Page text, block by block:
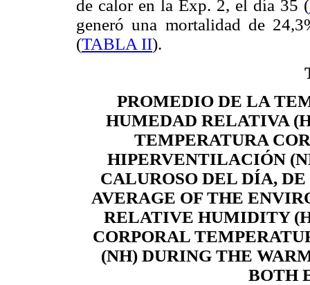
de calor en la Exp. 2, el día 35 (
generó una mortalidad de
(TABLA II).
PROMEDIO DE LA
HUMEDAD RELATIVA
TEMPERATURA
HIPERVENTILACIÓN
CALUROSO DEL DÍA,
AVERAGE OF THE
RELATIVE HUMIDITY
CORPORAL
(NH) DURING THE
BOTH